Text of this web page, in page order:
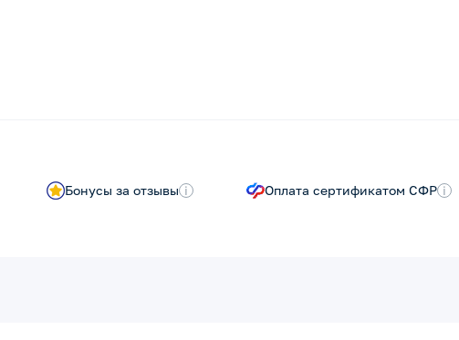
Бонусы за отзывы i Оплата сертификатом СФР i